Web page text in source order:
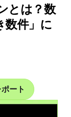
とは？数
数件」に
ート